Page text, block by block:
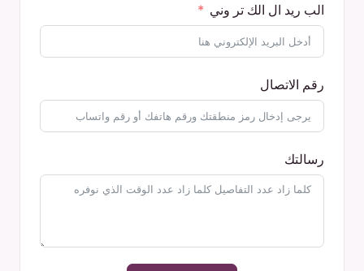
الب ريد ال الك تر وني
رقم الاتصال
رسالتك